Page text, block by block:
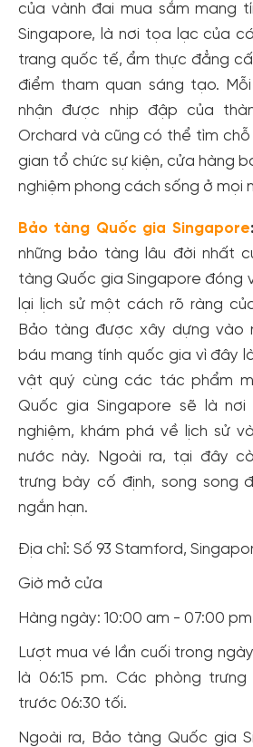
của vành đai mua sắm mang
Singapore, là nơi tọa lạc của
trang quốc tế, ẩm thực đẳng
điểm tham quan sáng tạo.
nhận được nhịp đập của
Orchard và cũng có thể tìm
gian tổ chức sự kiện, cửa hàng
nghiệm phong cách sống ở mọi
Bảo tàng Quốc gia Singapore:
những bảo tàng lâu đời nhất
tàng Quốc gia Singapore đóng
lại lịch sử một cách rõ ràng
Bảo tàng được xây dựng vào
báu mang tính quốc gia vì đây
vật quý cùng các tác phẩm
Quốc gia Singapore sẽ là
nghiệm, khám phá về lịch sử
nước này. Ngoài ra, tại đây
trưng bày cố định, song song
ngắn hạn.
Địa chỉ: Số 93 Stamford,
Giờ mở cửa
Hàng ngày: 10:00 am - 07:00 pm
Lượt mua vé lần cuối trong
là 06:15 pm. Các phòng
trước 06:30 tối.
Ngoài ra, Bảo tàng Quốc gia